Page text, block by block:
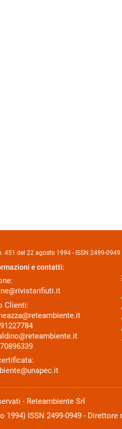
del 22 agosto 1994 - ISSN 2499-0949
e contatti:
Clienti:
- Reteambiente Srl
ISSN 2499-0949 -